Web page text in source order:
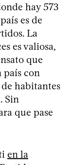
hay 573
es de
La
es valiosa,
que
país con
habitantes
Sin
que pase
en la